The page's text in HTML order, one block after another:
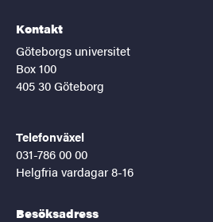
Kontakt
Göteborgs universitet
Box 100
405 30 Göteborg
Telefonväxel
031-786 00 00
Helgfria vardagar 8-16
Besöksadress